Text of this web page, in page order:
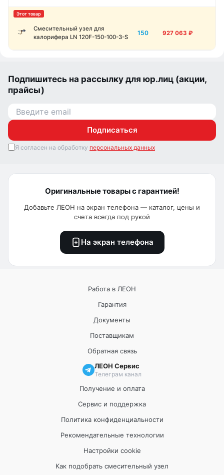
Смесительный узел для
калорифера LN 120F-150-100-3-S
150 927 063 ₽
Подпишитесь на рассылку для юр.лиц (акции,
прайсы)
Подписаться
Я согласен на обработку персональных данных
Оригинальные товары с гарантией!
Добавьте ЛЕОН на экран телефона — каталог, цены и
счета всегда под рукой
На экран телефона
Работа в ЛЕОН
Гарантия
Документы
Поставщикам
Обратная связь
ЛЕОН Сервис
Телеграм канал
Получение и оплата
Сервис и поддержка
Политика конфиденциальности
Рекомендательные технологии
Настройки cookie
Как подобрать смесительный узел